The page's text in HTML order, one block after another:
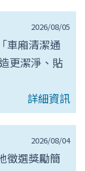
2026/08/05
車廂清潔通
更潔淨、貼
詳細資訊
2026/08/04
徵選獎勵簡